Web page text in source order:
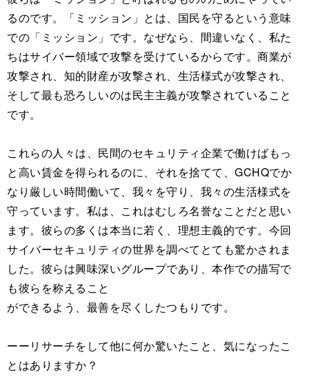
るのです。「ミッション」とは、国民を守るという意味
での「ミッション」です。なぜなら、間違いなく、私た
ちはサイバー領域で攻撃を受けているからです。商業が
攻撃され、知的財産が攻撃され、生活様式が攻撃され、
そして最も恐ろしいのは民主主義が攻撃されていること
です。
これらの人々は、民間のセキュリティ企業で働けばもっ
と高い賃金を得られるのに、それを捨てて、GCHQでか
なり厳しい時間働いて、我々を守り、我々の生活様式を
守っています。私は、これはむしろ名誉なことだと思い
ます。彼らの多くは本当に若く、理想主義的です。今回
サイバーセキュリティの世界を調べてとても驚かされま
した。彼らは興味深いグループであり、本作での描写で
も彼らを称えること
ができるよう、最善を尽くしたつもりです。
ーーリサーチをして他に何か驚いたこと、気になったこ
とはありますか？